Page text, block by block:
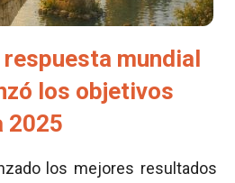
respuesta mundial
los objetivos
2025
los mejores resultados